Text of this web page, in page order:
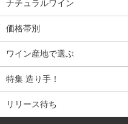
ナチュラルワイン
価格帯別
ワイン産地で選ぶ
特集 造り手！
リリース待ち